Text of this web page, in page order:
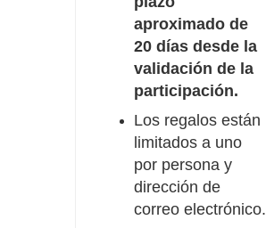
aproximado de
20 días desde la
validación de la
participación.
Los regalos están
limitados a uno
por persona y
dirección de
correo electrónico.